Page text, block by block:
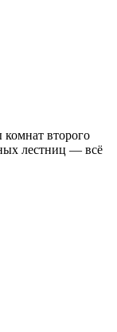
второго
лестниц — всё